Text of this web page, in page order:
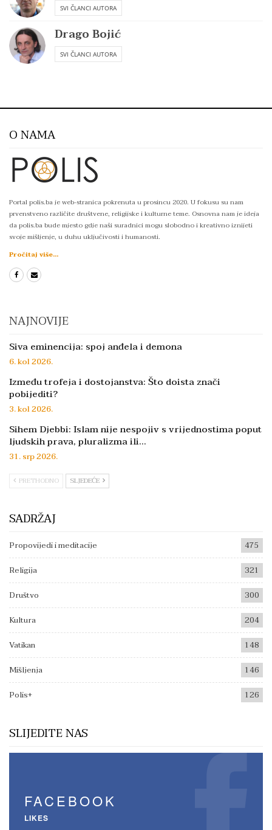
SVI ČLANCI AUTORA
Drago Bojić
SVI ČLANCI AUTORA
O NAMA
Portal polis.ba je web-stranica pokrenuta u prosincu 2020. U fokusu su nam
prvenstveno različite društvene, religijske i kulturne teme. Osnovna nam je ideja
da polis.ba bude mjesto gdje naši suradnici mogu slobodno i kreativno iznijeti
svoje mišljenje, u duhu uključivosti i humanosti.
Pročitaj više...
NAJNOVIJE
Siva eminencija: spoj anđela i demona
6. kol 2026.
Između trofeja i dostojanstva: Što doista znači
pobijediti?
3. kol 2026.
Sihem Djebbi: Islam nije nespojiv s vrijednostima poput
ljudskih prava, pluralizma ili…
31. srp 2026.
PRETHODNO SLJEDEĆE
SADRŽAJ
Propovijedi i meditacije
475
Religija
321
Društvo
300
Kultura
204
Vatikan
148
Mišljenja
146
Polis+
126
SLIJEDITE NAS
FACEBOOK
LIKES